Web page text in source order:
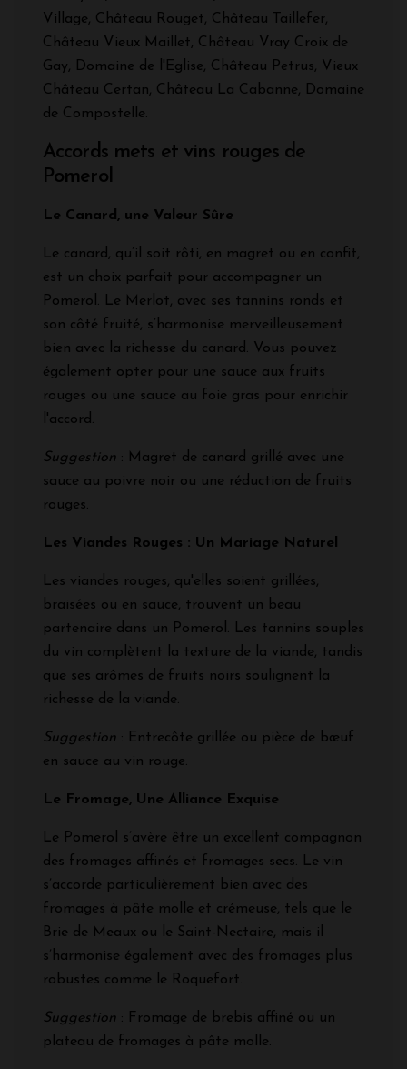
Village, Château Rouget, Château Taillefer,
Château Vieux Maillet, Château Vray Croix de
Gay, Domaine de l'Eglise, Château Petrus, Vieux
Château Certan, Château La Cabanne, Domaine
de Compostelle.
Accords mets et vins rouges de
Pomerol
Le Canard, une Valeur Sûre
Le canard, qu’il soit rôti, en magret ou en confit,
est un choix parfait pour accompagner un
Pomerol. Le Merlot, avec ses tannins ronds et
son côté fruité, s’harmonise merveilleusement
bien avec la richesse du canard. Vous pouvez
également opter pour une sauce aux fruits
rouges ou une sauce au foie gras pour enrichir
l'accord.
Suggestion : Magret de canard grillé avec une
sauce au poivre noir ou une réduction de fruits
rouges.
Les Viandes Rouges : Un Mariage Naturel
Les viandes rouges, qu'elles soient grillées,
braisées ou en sauce, trouvent un beau
partenaire dans un Pomerol. Les tannins souples
du vin complètent la texture de la viande, tandis
que ses arômes de fruits noirs soulignent la
richesse de la viande.
Suggestion : Entrecôte grillée ou pièce de bœuf
en sauce au vin rouge.
Le Fromage, Une Alliance Exquise
Le Pomerol s’avère être un excellent compagnon
des fromages affinés et fromages secs. Le vin
s’accorde particulièrement bien avec des
fromages à pâte molle et crémeuse, tels que le
Brie de Meaux ou le Saint-Nectaire, mais il
s’harmonise également avec des fromages plus
robustes comme le Roquefort.
Suggestion : Fromage de brebis affiné ou un
plateau de fromages à pâte molle.